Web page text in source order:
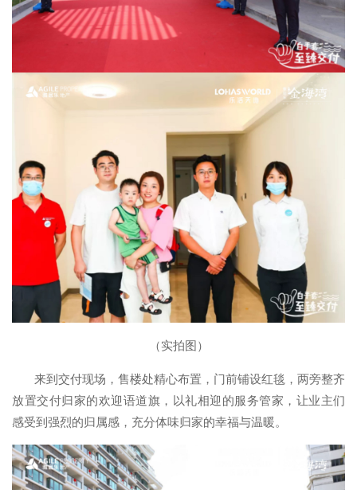
（实拍图）
来到交付现场，售楼处精心布置，门前铺设红毯，两旁整齐
放置交付归家的欢迎语道旗，以礼相迎的服务管家，让业主们
感受到强烈的归属感，充分体味归家的幸福与温暖。